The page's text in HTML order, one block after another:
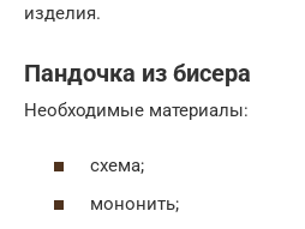
изделия.
Пандочка из бисера
Необходимые материалы:
схема;
мононить;